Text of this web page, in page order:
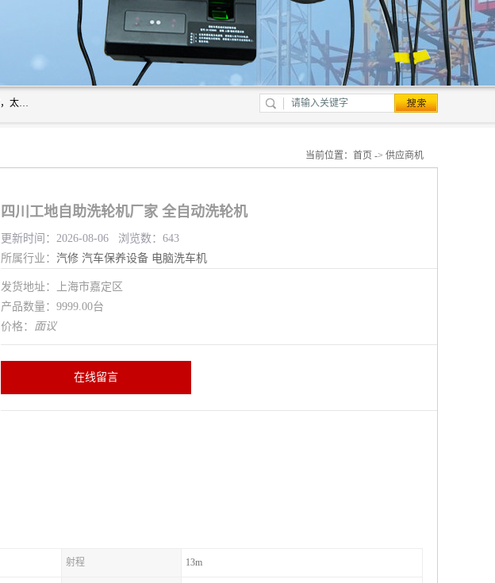
上海宇叶电子科技有限公司是吊钩视频监控、升降机监控、卸料平台监控、塔吊防碰撞、黑匣子防碰撞、风速仪，太阳能障碍灯安全提示灯等一系列升降机的常用配件产品专业研发生产加工的公司，拥有完整、科学的质量管理体系。
当前位置： 首页 -> 供应商机
四川工地自助洗轮机厂家 全自动洗轮机
更新时间：2026-08-06 浏览数：643
所属行业： 汽修 汽车保养设备 电脑洗车机
发货地址：上海市嘉定区
产品数量：9999.00台
价格： 面议
在线留言
射程 13m